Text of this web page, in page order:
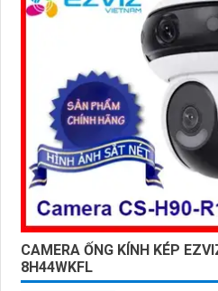
CAMERA ỐNG KÍNH KÉP
8H44WKFL